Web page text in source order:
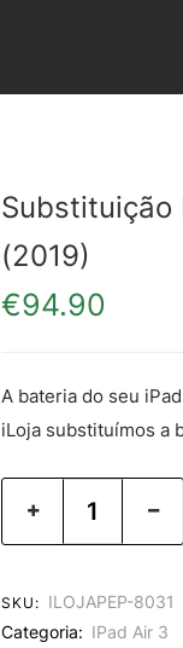
Substituição
(2019)
€94.90
A bateria do seu
iLoja substituímos a
SKU: ILOJAPEP-8031
Categoria: IPad Air 3